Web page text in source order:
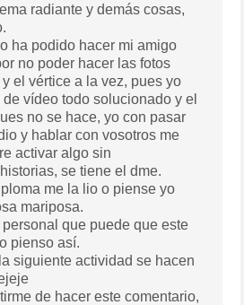
radiante y demás cosas,
ha podido hacer mi amigo
no poder hacer las fotos
el vértice a la vez, pues yo
vídeo todo solucionado y el
no se hace, yo con pasar
y hablar con vosotros me
activar algo sin
se tiene el dme.
me la lio o piense yo
mariposa.
que puede que este
pienso así.
siguiente actividad se hacen
de hacer este comentario,